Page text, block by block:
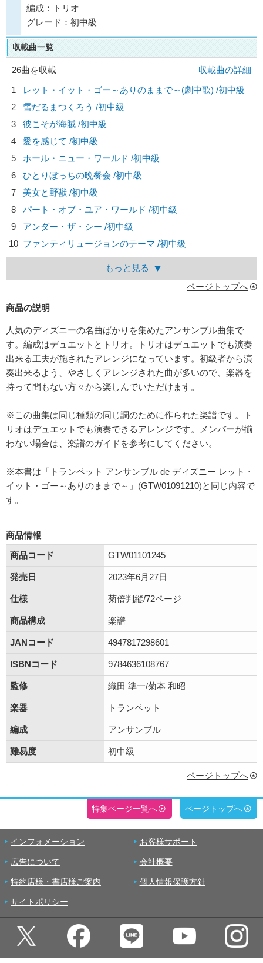
編成：トリオ
グレード：初中級
収載曲一覧
26曲を収載
収載曲の詳細
1
レット・イット・ゴー～ありのままで～(劇中歌) /初中級
2
雪だるまつくろう /初中級
3
彼こそが海賊 /初中級
4
愛を感じて /初中級
5
ホール・ニュー・ワールド /初中級
6
ひとりぼっちの晩餐会 /初中級
7
美女と野獣 /初中級
8
パート・オブ・ユア・ワールド /初中級
9
アンダー・ザ・シー /初中級
10 ファンティリュージョンのテーマ /初中級
もっと見る
ページトップへ
商品の説明
人気のディズニーの名曲ばかりを集めたアンサンブル曲集で
す。編成はデュエットとトリオ。トリオはデュエットでも演奏
出来る工夫が施されたアレンジになっています。初級者から演
奏出来るよう、やさしくアレンジされた曲が多いので、楽器を
持って間もない方々から楽しんでいただけます。
※この曲集は同じ種類の同じ調のために作られた楽譜です。ト
リオはデュエットでも演奏できるアレンジです。メンバーが揃
わない場合は、楽譜のガイドを参考にしてください。
※本書は「トランペット アンサンブル de ディズニー レット・
イット・ゴー～ありのままで～」(GTW01091210)と同じ内容で
す。
商品情報
商品コード
GTW01101245
発売日 2023年6月27日
仕様 菊倍判縦/72ページ
商品構成 楽譜
JANコード 4947817298601
ISBNコード 9784636108767
監修 織田 準一/菊本 和昭
楽器 トランペット
編成 アンサンブル
難易度 初中級
ページトップへ
特集ページ一覧へ ページトップへ
インフォメーション お客様サポート
広告について 会社概要
特約店様・書店様ご案内 個人情報保護方針
サイトポリシー